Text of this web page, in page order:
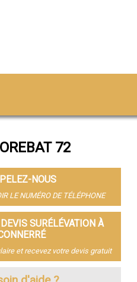
72
NOUS
LE NUMÉRO DE TÉLÉPHONE
SURÉLÉVATION À
et recevez votre devis gratuit